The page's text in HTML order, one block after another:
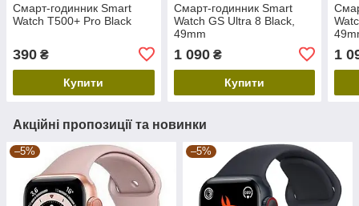
Смарт-годинник Smart
Watch T500+ Pro Black
390 ₴
Купити
Смарт-годинник Smart
Watch GS Ultra 8 Black,
49mm
1 090₴
Купити
1
Акційні пропозиції та новинки
–5% –5%